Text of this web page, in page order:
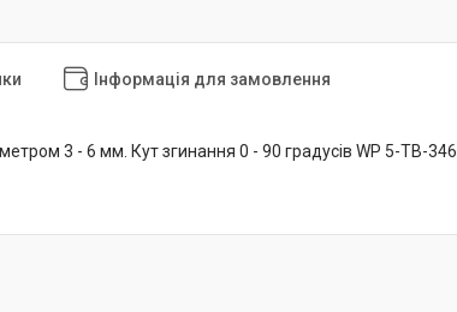
Інформація для замовлення
3 - 6 мм. Кут згинання 0 - 90 градусів WP 5-TB-346